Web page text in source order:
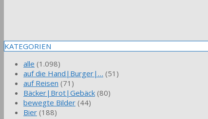
KATEGORIEN
alle (1.098)
auf die Hand|Burger|… (51)
auf Reisen (71)
Bäcker|Brot|Gebäck (80)
bewegte Bilder (44)
Bier (188)